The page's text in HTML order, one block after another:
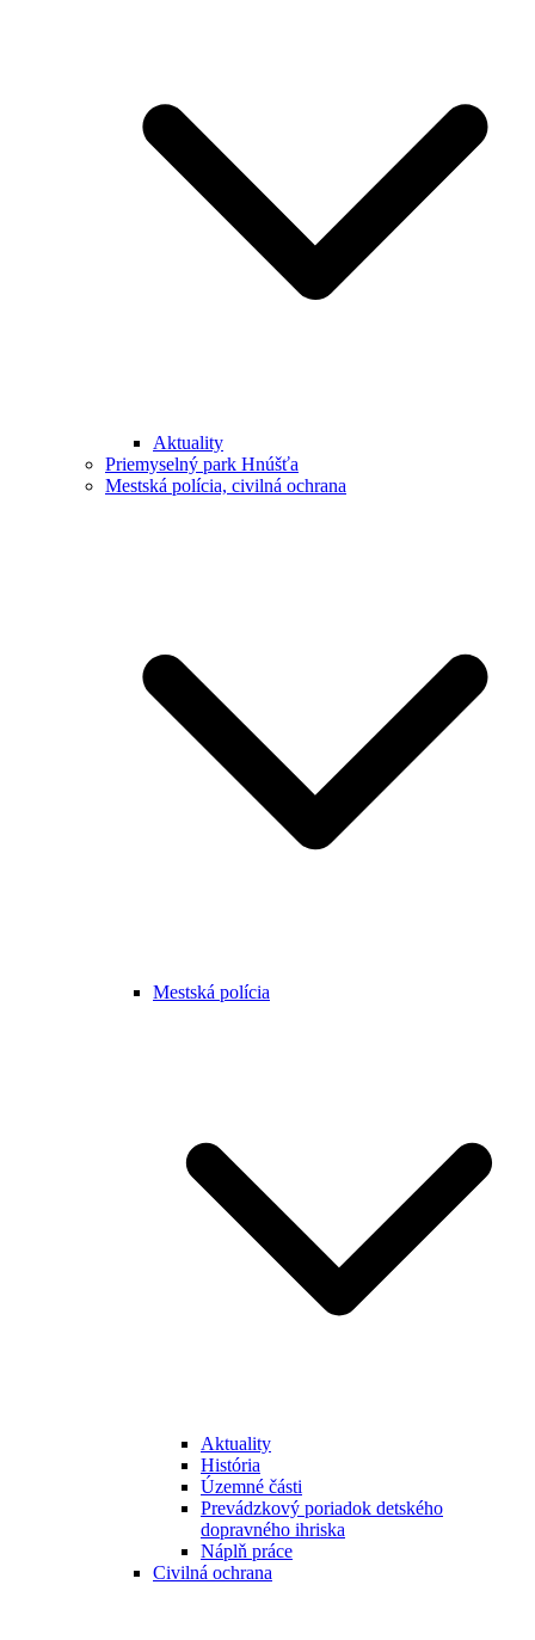
Aktuality
Priemyselný park Hnúšťa
Mestská polícia, civilná ochrana
Mestská polícia
Aktuality
História
Územné části
Prevádzkový poriadok detského
dopravného ihriska
Náplň práce
Civilná ochrana